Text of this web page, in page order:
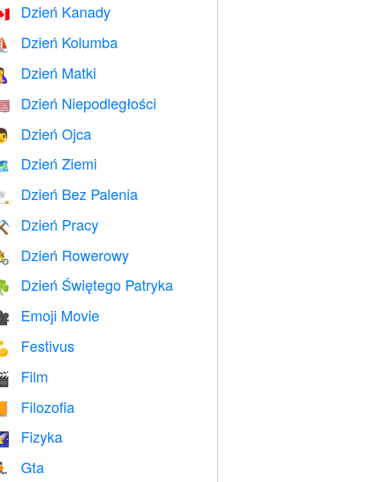
Dzień Kanady
Dzień Kolumba
Dzień Matki
Dzień Niepodległości
Dzień Ojca
Dzień Ziemi
Dzień Bez Palenia
Dzień Pracy
Dzień Rowerowy
Dzień Świętego Patryka
Emoji Movie
Festivus
Film
Filozofia
Fizyka
Gta